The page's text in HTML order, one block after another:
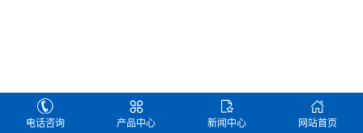
电话咨询 产品中心 新闻中心 网站首页